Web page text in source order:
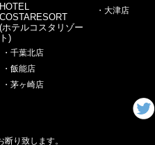
HOTEL
COSTARESORT
(ホテルコスタリゾー
ト)
・千葉北店
・飯能店
・茅ヶ崎店
・大津店
り致します。